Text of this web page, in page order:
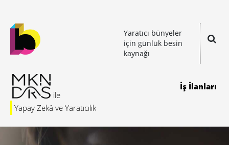
Yaratıcı bünyeler
için günlük besin
kaynağı
Yapay Zekâ ve Yaratıcılık
İş İlanları